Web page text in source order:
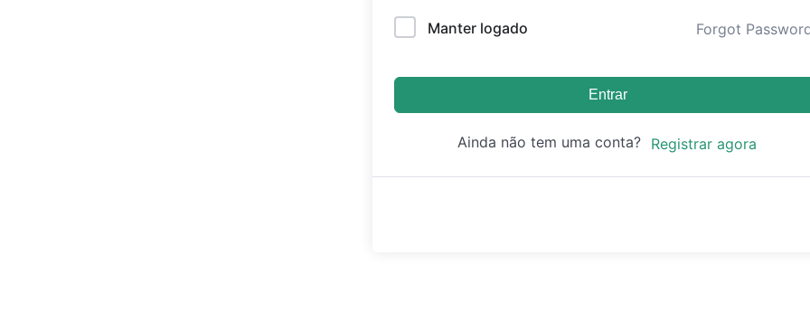
Manter logado Forgot
Entrar
Ainda não tem uma conta? Registrar agora